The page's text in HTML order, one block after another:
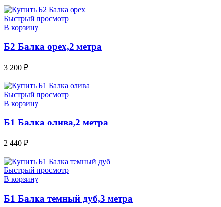
Быстрый просмотр
В корзину
Б2 Балка орех,2 метра
3 200 ₽
Быстрый просмотр
В корзину
Б1 Балка олива,2 метра
2 440 ₽
Быстрый просмотр
В корзину
Б1 Балка темный дуб,3 метра